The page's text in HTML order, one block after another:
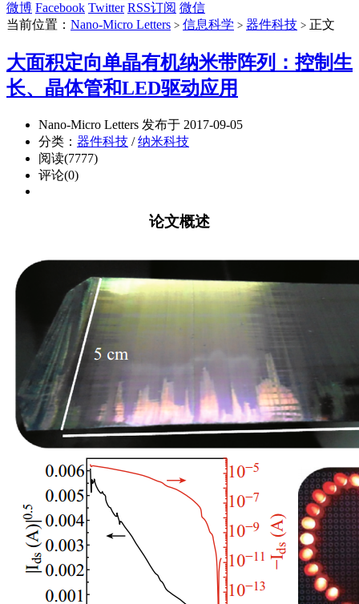
微博 Facebook Twitter RSS订阅 微信
当前位置： Nano-Micro Letters > 信息科学 > 器件科技 > 正文
大面积定向单晶有机纳米带阵列：控制生
长、晶体管和LED驱动应用
Nano-Micro Letters 发布于 2017-09-05
分类： 器件科技 /纳米科技
阅读(7777)
评论(0)
论文概述